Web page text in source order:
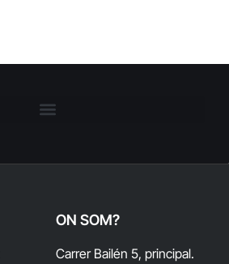
ON SOM?
Carrer Bailén 5, principal.